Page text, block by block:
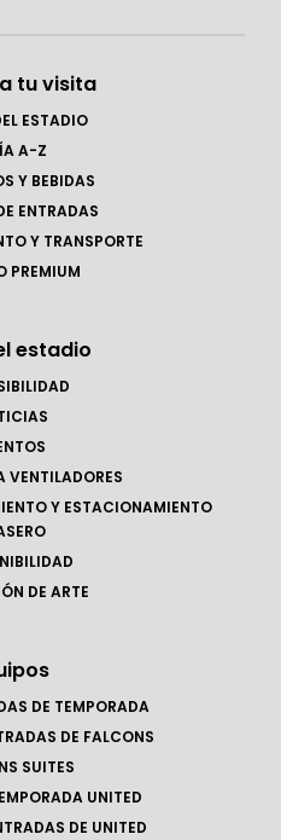
tu visita
ESTADIO
A-Z
Y BEBIDAS
ENTRADAS
Y TRANSPORTE
PREMIUM
estadio
VENTILADORES
Y ESTACIONAMIENTO
DE ARTE
DE TEMPORADA
DE FALCONS
SUITES
UNITED
DE UNITED